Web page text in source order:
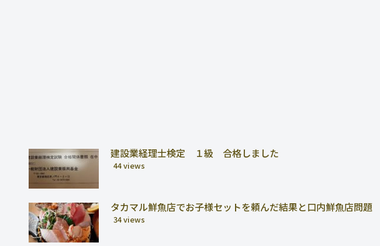
建設業経理士検定 １級 合格しました
44 views
タカマル鮮魚店でお子様セットを頼んだ結果と口内鮮魚店問題
34 views